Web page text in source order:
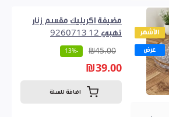
الأشهر
عرض
مضيفة اكريليك مقسم زنار
ذهبي 12 9260713
₪45.00
-13%
₪39.00
اضافة للسلة